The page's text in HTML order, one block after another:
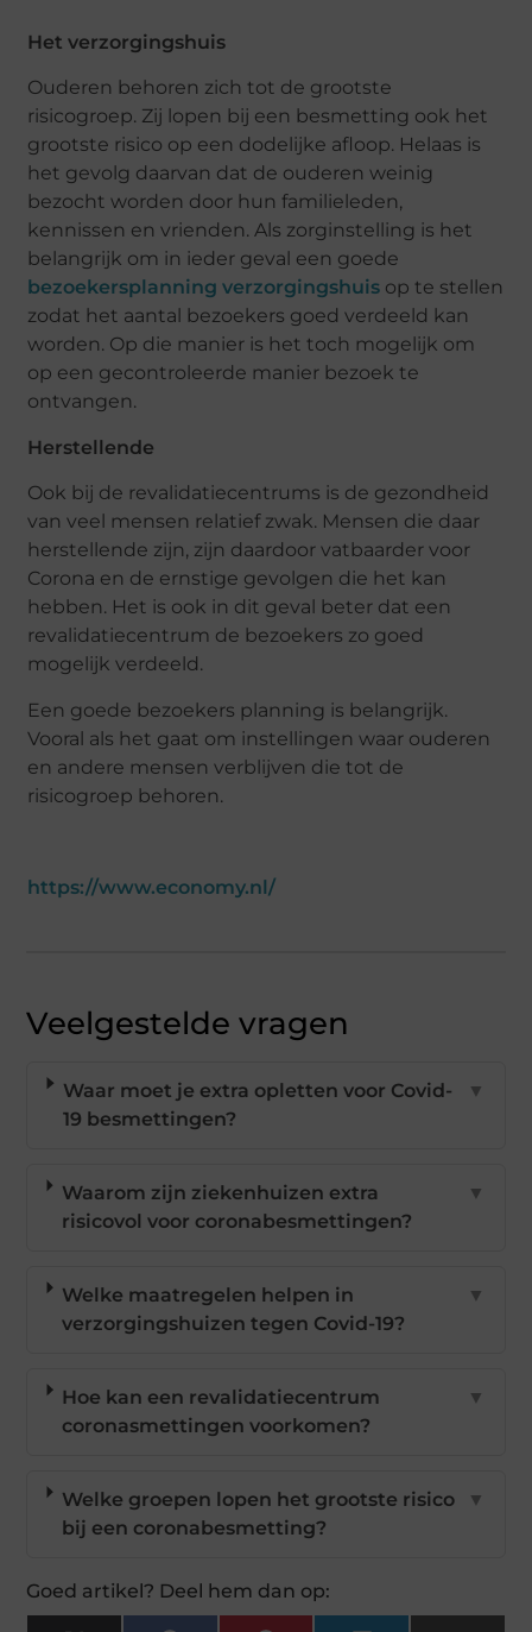
Het verzorgingshuis
Ouderen behoren zich tot de grootste
risicogroep. Zij lopen bij een besmetting ook het
grootste risico op een dodelijke afloop. Helaas is
het gevolg daarvan dat de ouderen weinig
bezocht worden door hun familieleden,
kennissen en vrienden. Als zorginstelling is het
belangrijk om in ieder geval een goede
bezoekersplanning verzorgingshuis op te stellen
zodat het aantal bezoekers goed verdeeld kan
worden. Op die manier is het toch mogelijk om
op een gecontroleerde manier bezoek te
ontvangen.
Herstellende
Ook bij de revalidatiecentrums is de gezondheid
van veel mensen relatief zwak. Mensen die daar
herstellende zijn, zijn daardoor vatbaarder voor
Corona en de ernstige gevolgen die het kan
hebben. Het is ook in dit geval beter dat een
revalidatiecentrum de bezoekers zo goed
mogelijk verdeeld.
Een goede bezoekers planning is belangrijk.
Vooral als het gaat om instellingen waar ouderen
en andere mensen verblijven die tot de
risicogroep behoren.
https://www.economy.nl/
Veelgestelde vragen
Waar moet je extra opletten voor Covid-
19 besmettingen?
▼
Waarom zijn ziekenhuizen extra
risicovol voor coronabesmettingen?
▼
Welke maatregelen helpen in
verzorgingshuizen tegen Covid-19?
▼
Hoe kan een revalidatiecentrum
coronasmettingen voorkomen?
▼
Welke groepen lopen het grootste risico
bij een coronabesmetting?
▼
Goed artikel? Deel hem dan op: